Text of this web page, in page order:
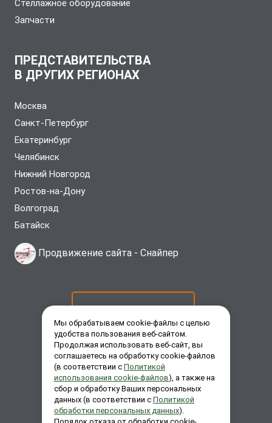
Стеллажное оборудование
Запчасти
ПРЕДСТАВИТЕЛЬСТВА
В ДРУГИХ РЕГИОНАХ
Москва
Санкт-Петербург
Екатеринбург
Челябинск
Нижний Новгород
Ростов-на-Дону
Волгоград
Батайск
Продвижение сайта - Снайпер
ЗАКАЗАТЬ ЗВОНОК
ЗАДАТЬ ВОПРОС
Мы обрабатываем cookie-файлы с целью
удобства пользования веб-сайтом.
Продолжая использовать веб-сайт, вы
соглашаетесь на обработку cookie-файлов
(в соответствии с Политикой
использования cookie-файлов), а также на
сбор и обработку Ваших персональных
данных (в соответствии с Политикой
обработки персональных данных).